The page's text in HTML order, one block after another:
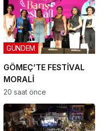
GÖMEÇ’TE FESTİVAL
MORALİ
GÜNDEM
20 saat önce